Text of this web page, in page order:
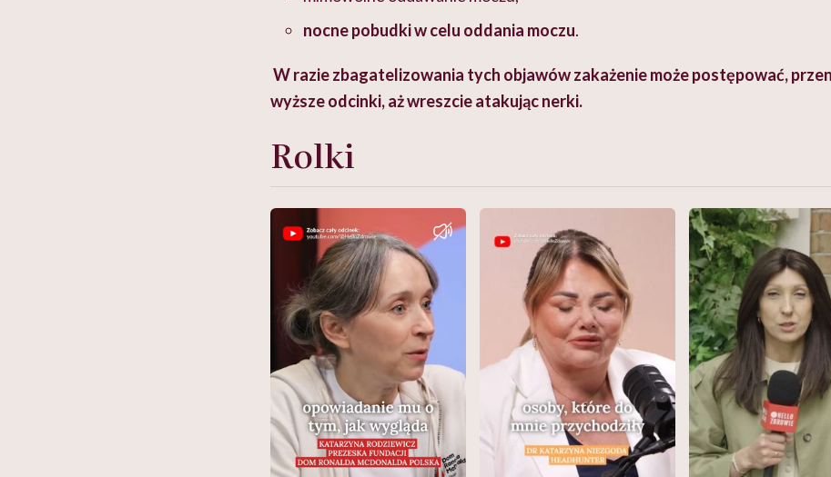
nocne pobudki w celu oddania moczu.
W razie zbagatelizowania tych objawów zakażenie może postępować,
wyższe odcinki, aż wreszcie atakując nerki.
Rolki